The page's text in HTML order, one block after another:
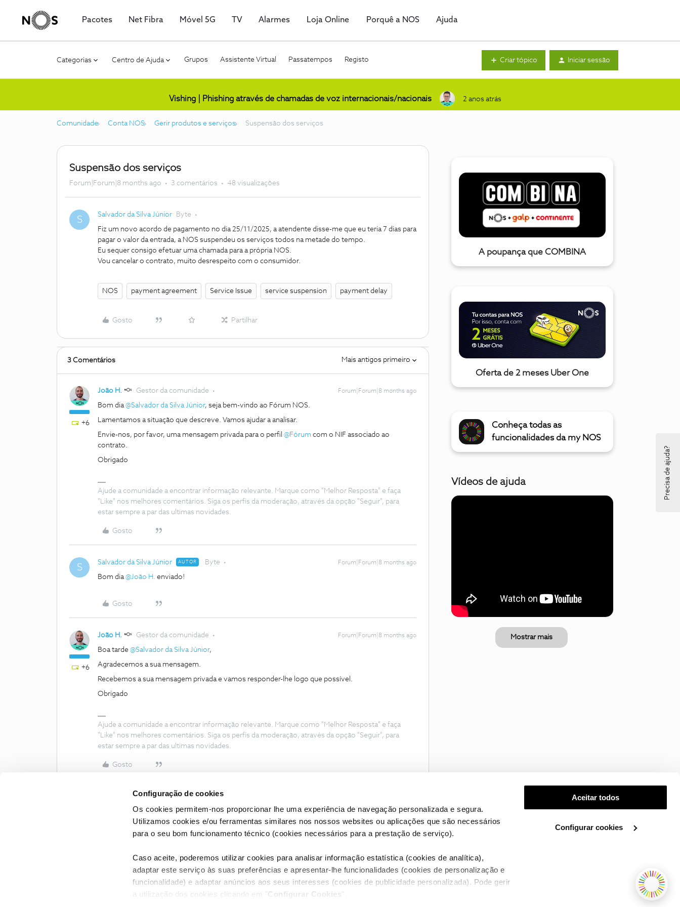
Configuração de cookies
Os cookies permitem-nos proporcionar lhe uma experiência de navegação personalizada e segura.
Utilizamos cookies e/ou ferramentas similares nos nossos websites ou aplicações que são necessários
para o seu bom funcionamento técnico (cookies necessários para a prestação de serviço).
Caso aceite, poderemos utilizar cookies para analisar informação estatística (cookies de analítica),
adaptar este serviço às suas preferências e apresentar-lhe funcionalidades (cookies de personalização e
funcionalidade) e adaptar anúncios aos seus interesses (cookies de publicidade personalizada). Pode gerir
a utilização dos cookies clicando em " Configurar Cookies ".
Aceitar todos
Configurar cookies
Pacotes Net Fibra Móvel 5G TV Alarmes Loja Online Porquê a NOS Ajuda
Categorias Centro de Ajuda Grupos Assistente Virtual Passatempos Registo Criar tópico Iniciar sessão
Vishing | Phishing através de chamadas de voz internacionais/nacionais 2 anos atrás
Comunidade Conta NOS Gerir produtos e serviços Suspensão dos serviços
Suspensão dos serviços
Forum|Forum|8 months ago 3 comentários 48 visualizações
S Salvador da Silva Júnior Byte
Fiz um novo acordo de pagamento no dia 25/11/2025, a atendente disse-me que eu teria 7 dias para
pagar o valor da entrada, a NOS suspendeu os serviços todos na metade do tempo.
Eu sequer consigo efetuar uma chamada para a própria NOS.
Vou cancelar o contrato, muito desrespeito com o consumidor.
NOS payment agreement Service Issue service suspension payment delay
Gosto Partilhar
3 Comentários Mais antigos primeiro
+6
João H. Gestor da comunidade Forum|Forum|8 months ago
Bom dia ​@Salvador da Silva Júnior, seja bem-vindo ao Fórum NOS.
Lamentamos a situação que descreve. Vamos ajudar a analisar.
Envie-nos, por favor, uma mensagem privada para o perfil ​ @Fórum com o NIF associado ao
contrato.
Obrigado
Ajude a comunidade a encontrar informação relevante. Marque como "Melhor Resposta" e faça
"Like" nos melhores comentários. Siga os perfis da moderação, através da opção "Seguir", para
estar sempre a par das ultimas novidades.
Gosto
S Salvador da Silva Júnior AUTOR Byte Forum|Forum|8 months ago
Bom dia ​@João H. enviado!
Gosto
+6
João H. Gestor da comunidade Forum|Forum|8 months ago
Boa tarde ​ @Salvador da Silva Júnior,
Agradecemos a sua mensagem.
Recebemos a sua mensagem privada e vamos responder-lhe logo que possível.
Obrigado
Ajude a comunidade a encontrar informação relevante. Marque como "Melhor Resposta" e faça
"Like" nos melhores comentários. Siga os perfis da moderação, através da opção "Seguir", para
estar sempre a par das ultimas novidades.
Gosto
A poupança que COMBINA
Oferta de 2 meses Uber One
Conheça todas as
funcionalidades da my NOS
Vídeos de ajuda
Mostrar mais
Condições do Fórum NOS Accessibility statement
Precisa de ajuda?